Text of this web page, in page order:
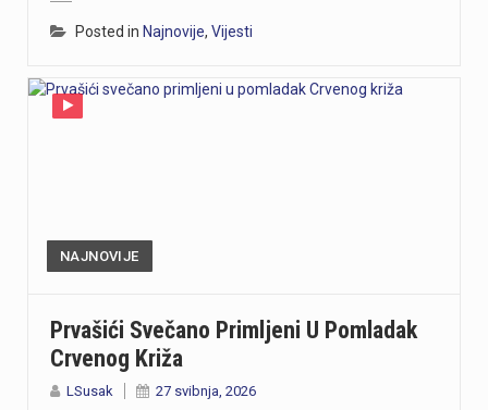
Posted in Najnovije, Vijesti
NAJNOVIJE
Prvašići Svečano Primljeni U Pomladak
Crvenog Križa
LSusak 27 svibnja, 2026